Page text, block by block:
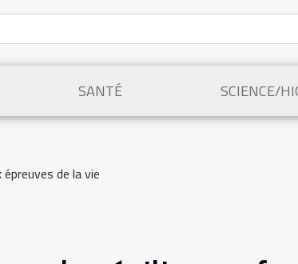
SANTÉ SCIENCE/
de la vie